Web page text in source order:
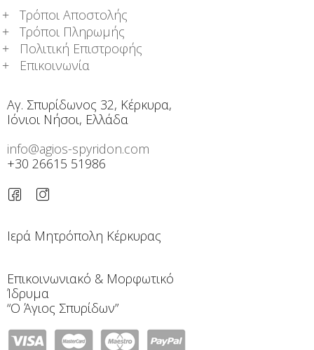
Τρόποι Αποστολής
Τρόποι Πληρωμής
Πολιτική Επιστροφής
Επικοινωνία
Αγ. Σπυρίδωνος 32, Κέρκυρα,
Ιόνιοι Νήσοι, Ελλάδα
info@agios-spyridon.com
+30 26615 51986
Ιερά Μητρόπολη Κέρκυρας
Επικοινωνιακό & Μορφωτικό
Ίδρυμα
“Ο Άγιος Σπυρίδων”